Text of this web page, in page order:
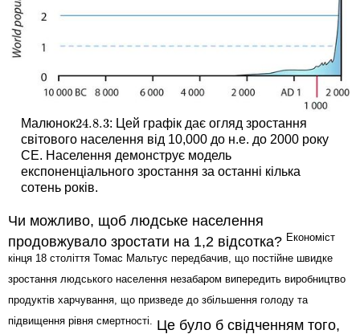
Малюнок24.8.3
24.8.3: Цей графік дає огляд зростання
світового населення від 10,000 до н.е. до 2000 року
CE. Населення демонструє модель
експоненціального зростання за останні кілька
сотень років.
Чи можливо, щоб людське населення
продовжувало зростати на 1,2 відсотка? Економіст
кінця 18 століття Томас Мальтус передбачив, що постійне швидке
зростання людського населення незабаром випередить виробництво
продуктів харчування, що призведе до збільшення голоду та
підвищення рівня смертності.
Це було б свідченням того,